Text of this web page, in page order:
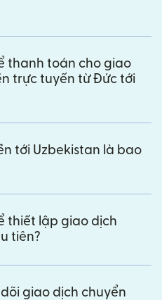
thanh toán cho giao
trực tuyến từ Đức tới
tới Uzbekistan là bao
thiết lập giao dịch
tiên?
giao dịch chuyển